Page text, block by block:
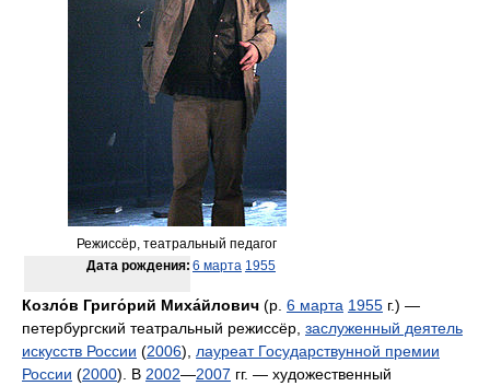
Режиссёр, театральный педагог
Дата рождения: 6 марта 1955
Козло́в Григо́рий Миха́йлович (р. 6 марта 1955 г.) —
петербургский театральный режиссёр, заслуженный деятель
искусств России (2006), лауреат Государствунной премии
России (2000). В 2002—2007 гг. — художественный